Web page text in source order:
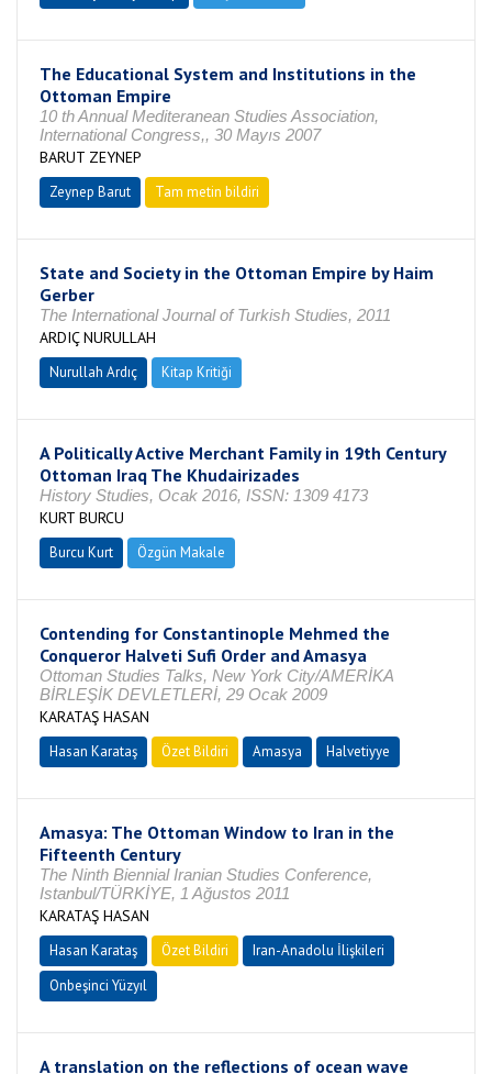
The Educational System and Institutions in the
Ottoman Empire
10 th Annual Mediteranean Studies Association,
International Congress,, 30 Mayıs 2007
BARUT ZEYNEP
Zeynep Barut Tam metin bildiri
State and Society in the Ottoman Empire by Haim
Gerber
The International Journal of Turkish Studies, 2011
ARDIÇ NURULLAH
Nurullah Ardıç Kitap Kritiği
A Politically Active Merchant Family in 19th Century
Ottoman Iraq The Khudairizades
History Studies, Ocak 2016, ISSN: 1309 4173
KURT BURCU
Burcu Kurt Özgün Makale
Contending for Constantinople Mehmed the
Conqueror Halveti Sufi Order and Amasya
Ottoman Studies Talks, New York City/AMERİKA
BİRLEŞİK DEVLETLERİ, 29 Ocak 2009
KARATAŞ HASAN
Hasan Karataş Özet Bildiri Amasya Halvetiyye
Amasya: The Ottoman Window to Iran in the
Fifteenth Century
The Ninth Biennial Iranian Studies Conference,
Istanbul/TÜRKİYE, 1 Ağustos 2011
KARATAŞ HASAN
Hasan Karataş Özet Bildiri
Iran-Anadolu İlişkileri
Onbeşinci Yüzyıl
A translation on the reflections of ocean wave